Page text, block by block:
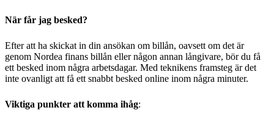
När får jag besked?
Efter att ha skickat in din ansökan om billån, oavsett om det är
genom Nordea finans billån eller någon annan långivare, bör du få
ett besked inom några arbetsdagar. Med teknikens framsteg är det
inte ovanligt att få ett snabbt besked online inom några minuter.
Viktiga punkter att komma ihåg: